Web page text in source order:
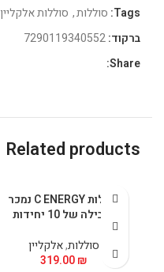
Tags: סוללות, סוללות אלקליין
ברקוד:
Share:
Related products
סוללות C ENERGY נמכר
בחבילה של 10 יחידות
סוללות,אלקליין
319.00₪